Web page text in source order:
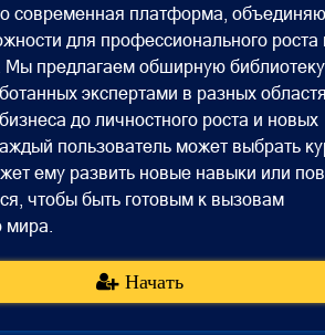
современная платформа,
для профессионального роста
Мы предлагаем обширную библиотеку
экспертами в разных
до личностного роста и новых
пользователь может выбрать
ему развить новые навыки или
чтобы быть готовым к вызовам
мира.
Начать